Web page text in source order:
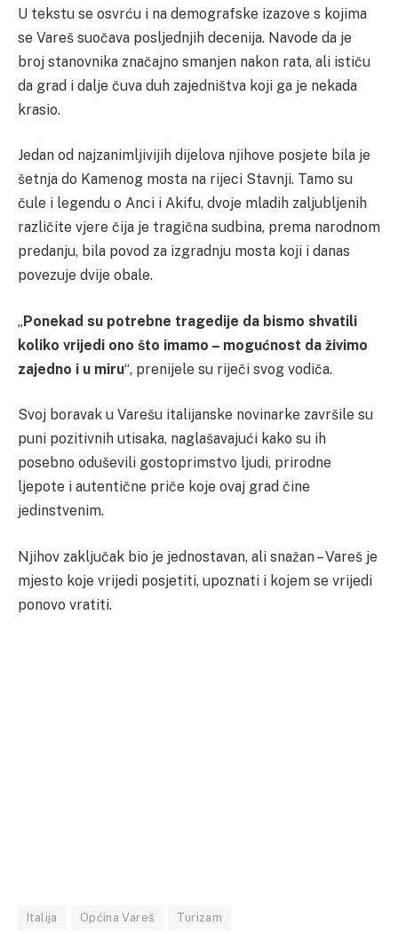
U tekstu se osvrću i na demografske izazove s kojima
se Vareš suočava posljednjih decenija. Navode da je
broj stanovnika značajno smanjen nakon rata, ali ističu
da grad i dalje čuva duh zajedništva koji ga je nekada
krasio.
Jedan od najzanimljivijih dijelova njihove posjete bila je
šetnja do Kamenog mosta na rijeci Stavnji. Tamo su
čule i legendu o Anci i Akifu, dvoje mladih zaljubljenih
različite vjere čija je tragična sudbina, prema narodnom
predanju, bila povod za izgradnju mosta koji i danas
povezuje dvije obale.
„Ponekad su potrebne tragedije da bismo shvatili
koliko vrijedi ono što imamo – mogućnost da živimo
zajedno i u miru“, prenijele su riječi svog vodiča.
Svoj boravak u Varešu italijanske novinarke završile su
puni pozitivnih utisaka, naglašavajući kako su ih
posebno oduševili gostoprimstvo ljudi, prirodne
ljepote i autentične priče koje ovaj grad čine
jedinstvenim.
Njihov zaključak bio je jednostavan, ali snažan – Vareš je
mjesto koje vrijedi posjetiti, upoznati i kojem se vrijedi
ponovo vratiti.
Italija Općina Vareš Turizam